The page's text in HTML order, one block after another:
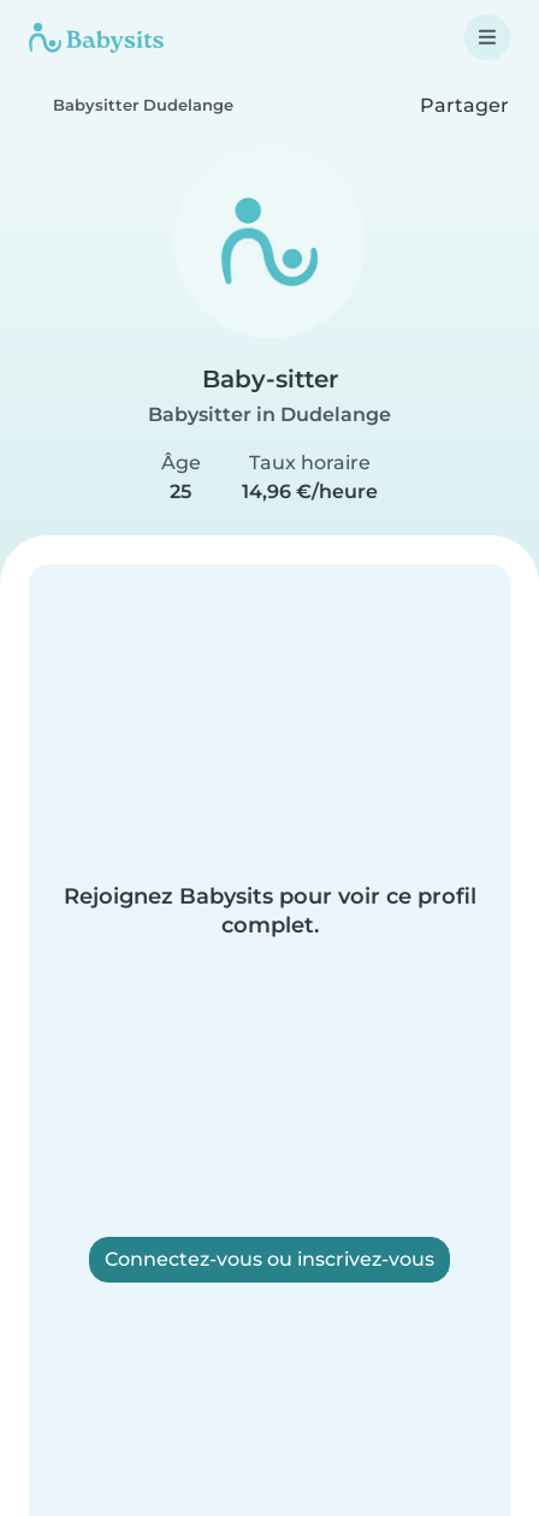
Babysitter Dudelange Partager
Baby-sitter
Babysitter in Dudelange
Âge
25
Taux horaire
14,96 €/heure
Rejoignez Babysits pour voir ce profil
complet.
Connectez-vous ou inscrivez-vous